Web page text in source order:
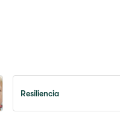
Resiliencia